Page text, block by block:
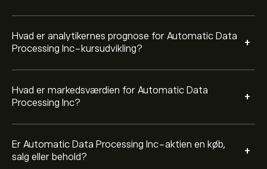
Hvad er analytikernes prognose for Automatic Data
Processing Inc-kursudvikling?
+
Hvad er markedsværdien for Automatic Data
Processing Inc?
+
Er Automatic Data Processing Inc-aktien en køb,
salg eller behold?
+